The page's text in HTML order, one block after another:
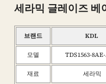
세라믹 글레이즈 베
브랜드 KDL
모델 TDS1563-
재료 세라믹